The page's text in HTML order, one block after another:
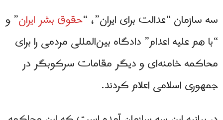
سه سازمان‌ “عدالت برای ایران”، “حقوق بشر ایران” و
“با هم علیه اعدام” دادگاه بین‌المللی مردمی را برای
محاکمه خامنه‌ای و دیگر مقامات سرکوبگر در
جمهوری اسلامی اعلام کردند.